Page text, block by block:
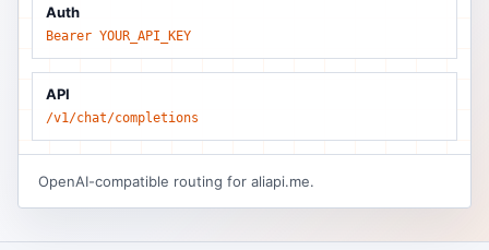
Auth
Bearer YOUR_API_KEY
API
/v1/chat/completions
OpenAI-compatible routing for aliapi.me.